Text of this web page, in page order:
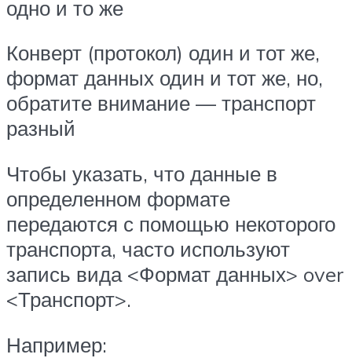
одно и то же
Конверт (протокол) один и тот же,
формат данных один и тот же, но,
обратите внимание — транспорт
разный
Чтобы указать, что данные в
определенном формате
передаются с помощью некоторого
транспорта, часто используют
запись вида <Формат данных> over
<Транспорт>.
Например: